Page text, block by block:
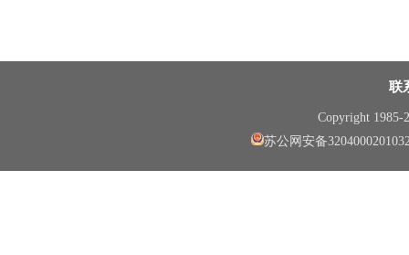
联
Copyright 1985-
苏公网安备